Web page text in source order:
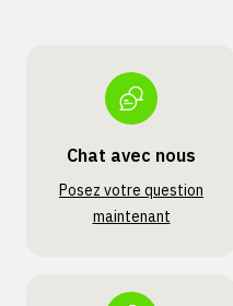
Chat avec nous
Posez votre question
maintenant